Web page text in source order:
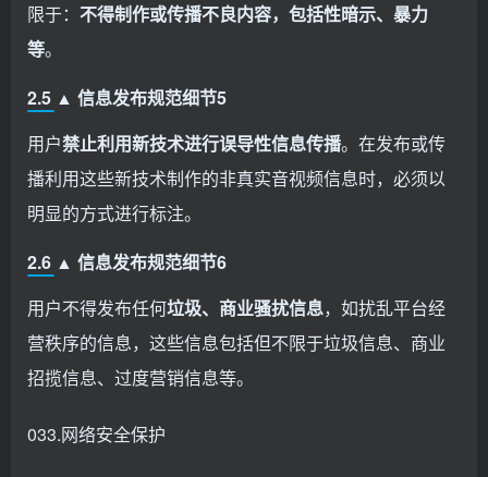
限于： 不得制作或传播不良内容，包括性暗示、暴力
等。
2.5 ▲ 信息发布规范细节5
用户禁止利用新技术进行误导性信息传播。在发布或传
播利用这些新技术制作的非真实音视频信息时，必须以
明显的方式进行标注。
2.6 ▲ 信息发布规范细节6
用户不得发布任何垃圾、商业骚扰信息，如扰乱平台经
营秩序的信息，这些信息包括但不限于垃圾信息、商业
招揽信息、过度营销信息等。
033.网络安全保护